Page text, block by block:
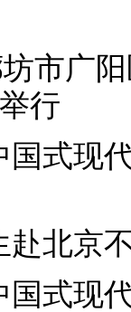
市广
行
国式现
赴北京
国式现